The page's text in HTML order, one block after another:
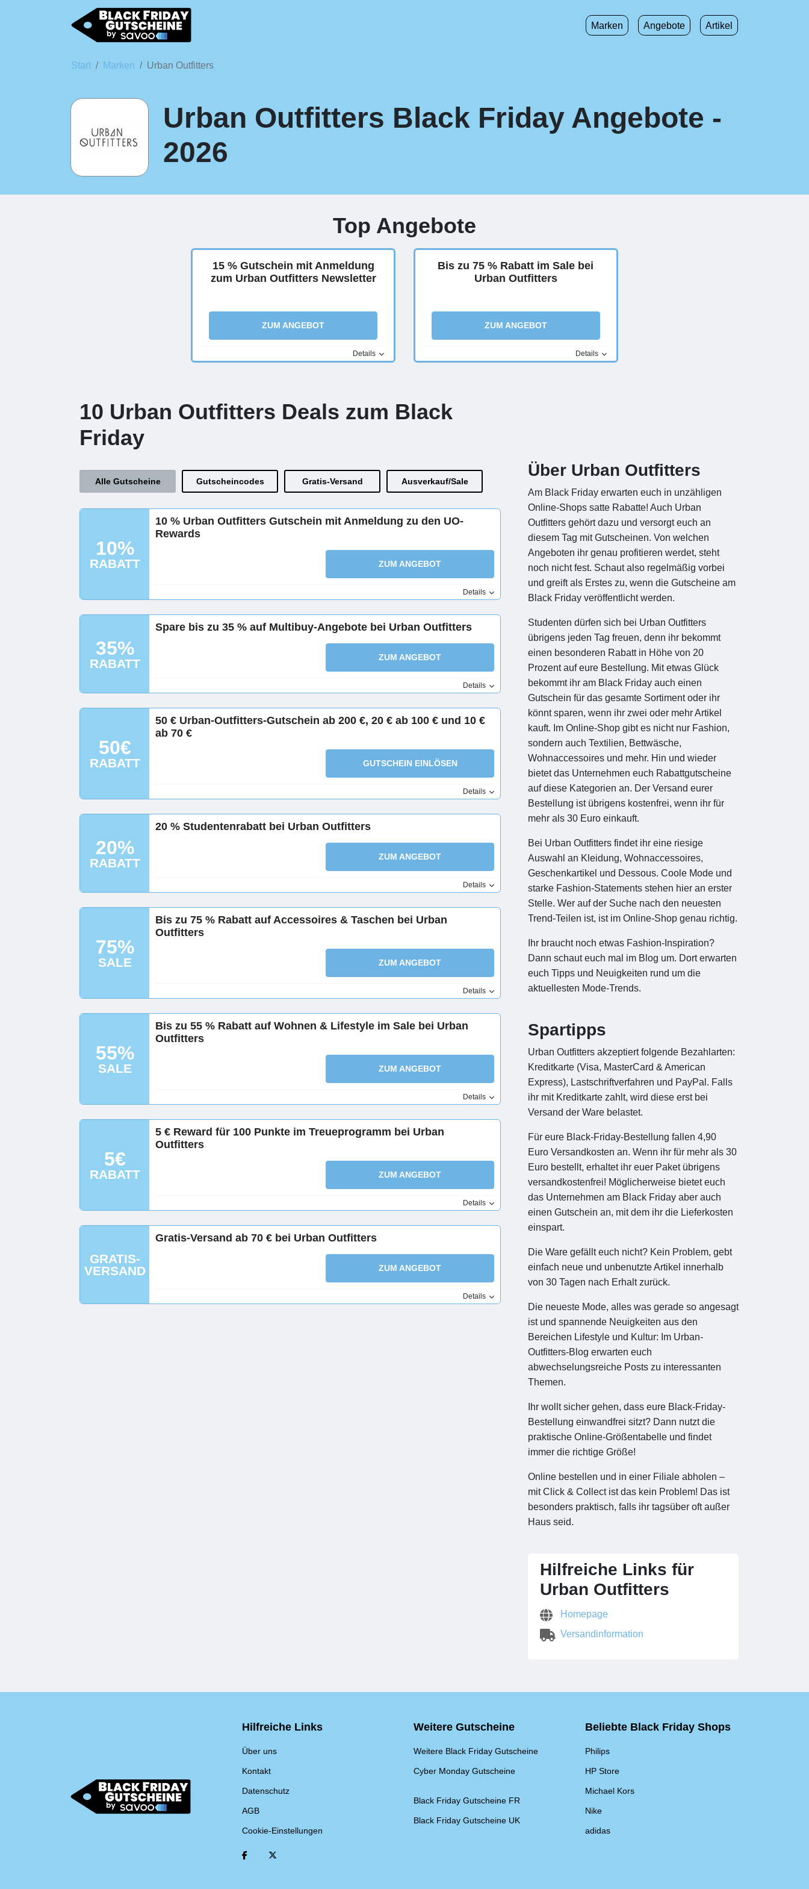
Marken Angebote Artikel
Start Marken Urban Outfitters
Urban Outfitters Black Friday Angebote -
2026
Top Angebote
15 % Gutschein mit Anmeldung
zum Urban Outfitters Newsletter
ZUM ANGEBOT
Details
Bis zu 75 % Rabatt im Sale bei
Urban Outfitters
ZUM ANGEBOT
Details
10 Urban Outfitters Deals zum Black
Friday
Alle Gutscheine Gutscheincodes Gratis-Versand Ausverkauf/Sale
10%
RABATT
10 % Urban Outfitters Gutschein mit Anmeldung zu den UO-
Rewards
ZUM ANGEBOT
Details
35%
RABATT
Spare bis zu 35 % auf Multibuy-Angebote bei Urban Outfitters
ZUM ANGEBOT
Details
50€
RABATT
50 € Urban-Outfitters-Gutschein ab 200 €, 20 € ab 100 € und 10 €
ab 70 €
GUTSCHEIN EINLÖSEN
Details
20%
RABATT
20 % Studentenrabatt bei Urban Outfitters
ZUM ANGEBOT
Details
75%
SALE
Bis zu 75 % Rabatt auf Accessoires & Taschen bei Urban
Outfitters
ZUM ANGEBOT
Details
55%
SALE
Bis zu 55 % Rabatt auf Wohnen & Lifestyle im Sale bei Urban
Outfitters
ZUM ANGEBOT
Details
5€
RABATT
5 € Reward für 100 Punkte im Treueprogramm bei Urban
Outfitters
ZUM ANGEBOT
Details
GRATIS-
VERSAND
Gratis-Versand ab 70 € bei Urban Outfitters
ZUM ANGEBOT
Details
Über Urban Outfitters
Am Black Friday erwarten euch in unzähligen
Online-Shops satte Rabatte! Auch Urban
Outfitters gehört dazu und versorgt euch an
diesem Tag mit Gutscheinen. Von welchen
Angeboten ihr genau profitieren werdet, steht
noch nicht fest. Schaut also regelmäßig vorbei
und greift als Erstes zu, wenn die Gutscheine am
Black Friday veröffentlicht werden.
Studenten dürfen sich bei Urban Outfitters
übrigens jeden Tag freuen, denn ihr bekommt
einen besonderen Rabatt in Höhe von 20
Prozent auf eure Bestellung. Mit etwas Glück
bekommt ihr am Black Friday auch einen
Gutschein für das gesamte Sortiment oder ihr
könnt sparen, wenn ihr zwei oder mehr Artikel
kauft. Im Online-Shop gibt es nicht nur Fashion,
sondern auch Textilien, Bettwäsche,
Wohnaccessoires und mehr. Hin und wieder
bietet das Unternehmen euch Rabattgutscheine
auf diese Kategorien an. Der Versand eurer
Bestellung ist übrigens kostenfrei, wenn ihr für
mehr als 30 Euro einkauft.
Bei Urban Outfitters findet ihr eine riesige
Auswahl an Kleidung, Wohnaccessoires,
Geschenkartikel und Dessous. Coole Mode und
starke Fashion-Statements stehen hier an erster
Stelle. Wer auf der Suche nach den neuesten
Trend-Teilen ist, ist im Online-Shop genau richtig.
Ihr braucht noch etwas Fashion-Inspiration?
Dann schaut euch mal im Blog um. Dort erwarten
euch Tipps und Neuigkeiten rund um die
aktuellesten Mode-Trends.
Spartipps
Urban Outfitters akzeptiert folgende Bezahlarten:
Kreditkarte (Visa, MasterCard & American
Express), Lastschriftverfahren und PayPal. Falls
ihr mit Kreditkarte zahlt, wird diese erst bei
Versand der Ware belastet.
Für eure Black-Friday-Bestellung fallen 4,90
Euro Versandkosten an. Wenn ihr für mehr als 30
Euro bestellt, erhaltet ihr euer Paket übrigens
versandkostenfrei! Möglicherweise bietet euch
das Unternehmen am Black Friday aber auch
einen Gutschein an, mit dem ihr die Lieferkosten
einspart.
Die Ware gefällt euch nicht? Kein Problem, gebt
einfach neue und unbenutzte Artikel innerhalb
von 30 Tagen nach Erhalt zurück.
Die neueste Mode, alles was gerade so angesagt
ist und spannende Neuigkeiten aus den
Bereichen Lifestyle und Kultur: Im Urban-
Outfitters-Blog erwarten euch
abwechselungsreiche Posts zu interessanten
Themen.
Ihr wollt sicher gehen, dass eure Black-Friday-
Bestellung einwandfrei sitzt? Dann nutzt die
praktische Online-Größentabelle und findet
immer die richtige Größe!
Online bestellen und in einer Filiale abholen –
mit Click & Collect ist das kein Problem! Das ist
besonders praktisch, falls ihr tagsüber oft außer
Haus seid.
Hilfreiche Links für
Urban Outfitters
Homepage
Versandinformation
Hilfreiche Links
Über uns
Kontakt
Datenschutz
AGB
Cookie-Einstellungen
Weitere Gutscheine
Weitere Black Friday Gutscheine
Cyber Monday Gutscheine
Black Friday Gutscheine FR
Black Friday Gutscheine UK
Beliebte Black Friday Shops
Philips
HP Store
Michael Kors
Nike
adidas